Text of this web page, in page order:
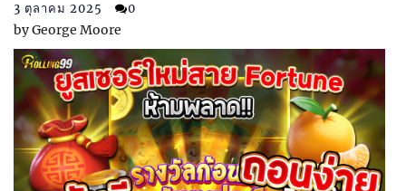
3 ตุลาคม 2025 0
byGeorge Moore